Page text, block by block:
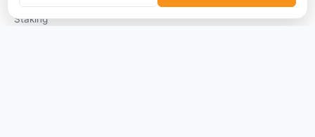
Staking